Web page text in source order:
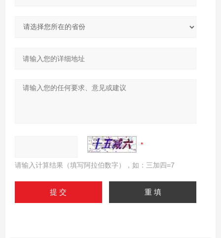
请输入计算结果（填写阿拉伯数字），如：三加四=7